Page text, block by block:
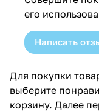
его
Написать
Для покупки
выберите
корзину. Далее